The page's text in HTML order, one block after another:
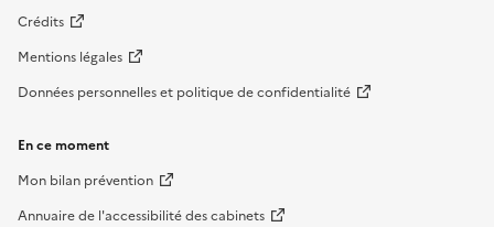
Crédits
Mentions légales
Données personnelles et politique de confidentialité
En ce moment
Mon bilan prévention
Annuaire de l'accessibilité des cabinets